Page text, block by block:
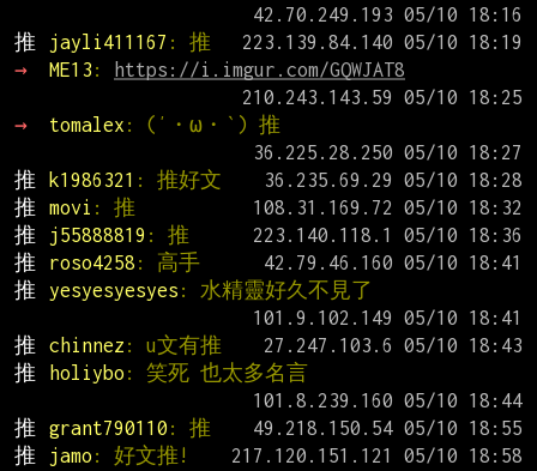
推
jayli411167 : 推
→
ME13 :
https://i.imgur.com/GQWJAT8
→
tomalex : (′・ω・‵) 推
推
k1986321 : 推好文
推
movi : 推
推
j55888819 : 推
推
roso4258 : 高手
推
yesyesyesyes : 水精靈好久不見了
推
chinnez : u文有推
推
holiybo : 笑死 也太多名言
推
grant790110 : 推
推
jamo : 好文推!